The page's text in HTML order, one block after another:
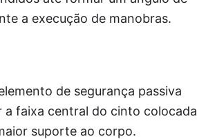
a execução de manobras.
de segurança passiva
faixa central do cinto colocada
suporte ao corpo.